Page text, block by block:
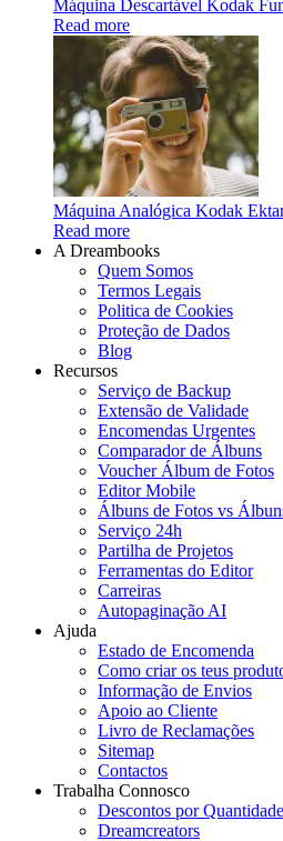
Máquina Descartável Kodak
Read more
Máquina Analógica Kodak
Read more
A Dreambooks
Quem Somos
Termos Legais
Politica de Cookies
Proteção de Dados
Blog
Recursos
Serviço de Backup
Extensão de Validade
Encomendas Urgentes
Comparador de Álbuns
Voucher Álbum de Fotos
Editor Mobile
Álbuns de Fotos vs
Serviço 24h
Partilha de Projetos
Ferramentas do Editor
Carreiras
Autopaginação AI
Ajuda
Estado de Encomenda
Como criar os teus
Informação de Envios
Apoio ao Cliente
Livro de Reclamações
Sitemap
Contactos
Trabalha Connosco
Descontos por
Dreamcreators